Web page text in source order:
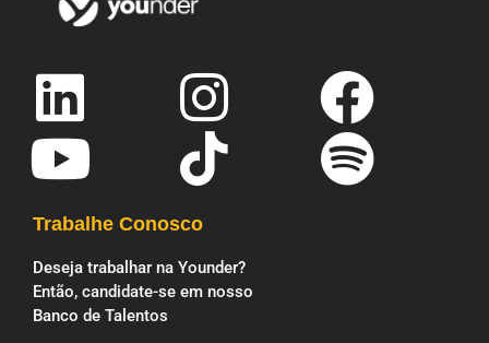
Trabalhe Conosco
Deseja trabalhar na Younder?
Então, candidate-se em nosso
Banco de Talentos